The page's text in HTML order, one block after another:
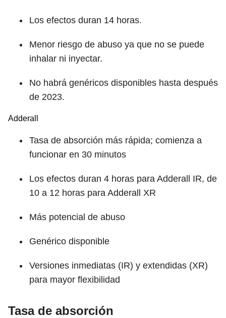
Los efectos duran 14 horas.
Menor riesgo de abuso ya que no se puede
inhalar ni inyectar.
No habrá genéricos disponibles hasta después
de 2023.
Adderall
Tasa de absorción más rápida; comienza a
funcionar en 30 minutos
Los efectos duran 4 horas para Adderall IR, de
10 a 12 horas para Adderall XR
Más potencial de abuso
Genérico disponible
Versiones inmediatas (IR) y extendidas (XR)
para mayor flexibilidad
Tasa de absorción